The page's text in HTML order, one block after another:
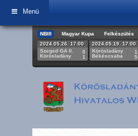
Menü
NBIII Magyar Kupa
Felkészülés
2024.05.26. 17:00
Szeged GA II.
Körösladány
0
1
2024.05.19. 17:00
Körösladány
Békéscsaba
1
5